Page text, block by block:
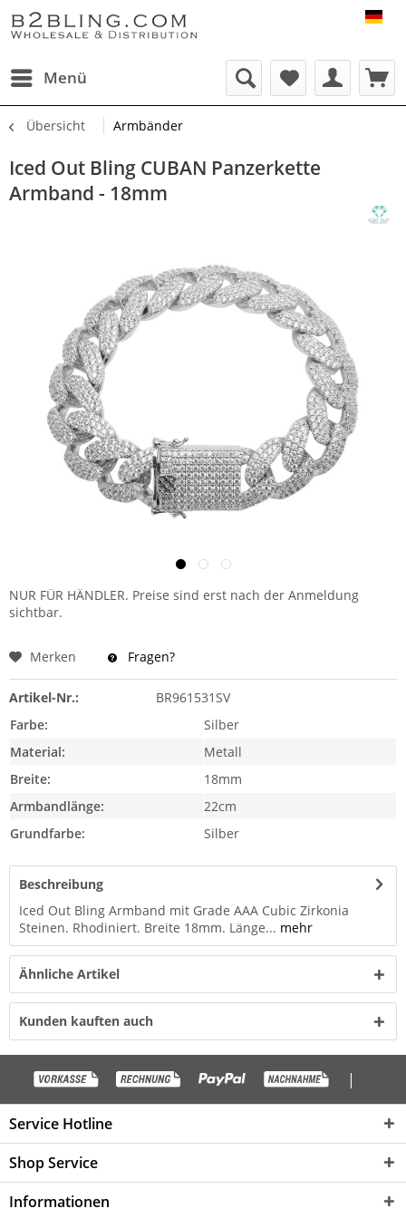
Menü
Übersicht Armbänder
Iced Out Bling CUBAN Panzerkette
Armband - 18mm
NUR FÜR HÄNDLER. Preise sind erst nach der Anmeldung
sichtbar.
Merken Fragen?
Artikel-Nr.:
BR961531SV
Farbe:
Silber
Material:
Metall
Breite:
18mm
Armbandlänge:
22cm
Grundfarbe:
Silber
Beschreibung
Iced Out Bling Armband mit Grade AAA Cubic Zirkonia
Steinen. Rhodiniert. Breite 18mm. Länge... mehr
Ähnliche Artikel
Kunden kauften auch
|
Service Hotline
Shop Service
Informationen